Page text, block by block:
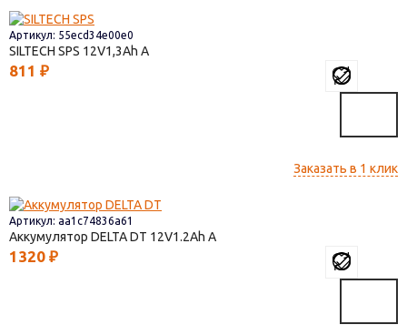
Артикул: 55ecd34e00e0
SILTECH SPS 12V1,3
811 ₽
Заказать в 1 клик
Артикул: aa1c74836a61
Аккумулятор DELTA DT 12V1.2
1320 ₽